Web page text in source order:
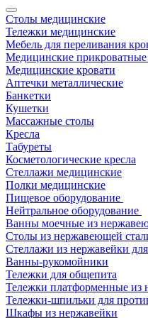
Столы медицинские
Тележки медицинские
Мебель для переливания
Медицинские
Медицинские кровати
Аптечки металлические
Банкетки
Кушетки
Массажные столы
Кресла
Табуреты
Косметологические кресла
Стеллажи медицинские
Полки медицинские
Пищевое оборудование
Нейтральное оборудование
Ванны моечные из
Столы из нержавеющей
Стеллажи из нержавейки
Ванны-рукомойники
Тележки для общепита
Тележки платформенные из
Тележки-шпильки для
Шкафы из нержавейки